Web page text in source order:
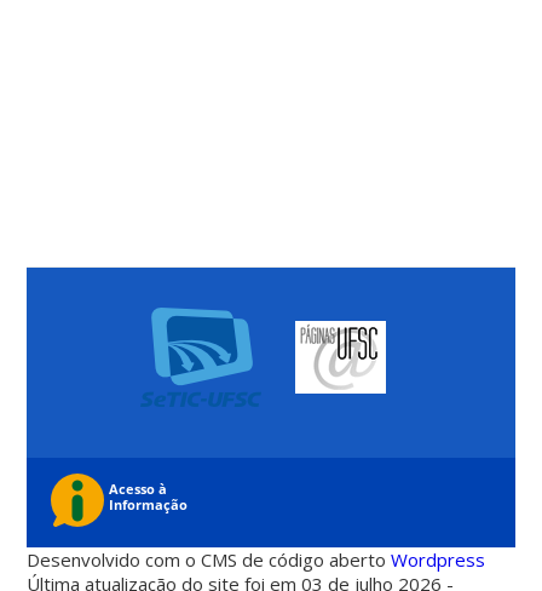
Desenvolvido com o CMS de código abertoWordpress
Última atualização do site foi em 03 de julho 2026 -